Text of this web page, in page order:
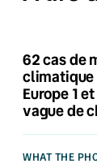
62 cas de
climatique
Europe 1
vague de
WHAT THE